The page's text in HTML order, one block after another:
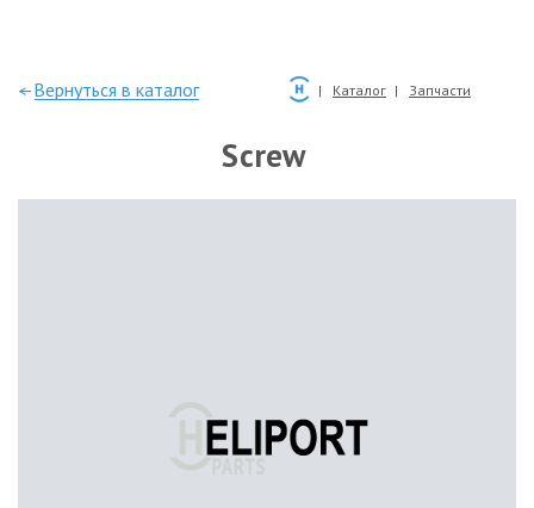
—Вернуться в каталог Каталог Запчасти
Screw